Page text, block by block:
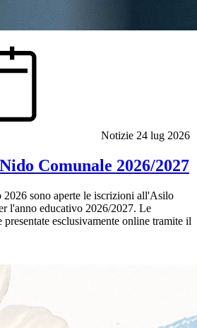
Notizie 24 lug 2026
Comunale 2026/2027
sono aperte le iscrizioni all'Asilo
l'anno educativo 2026/2027. Le
presentate esclusivamente online tramite il